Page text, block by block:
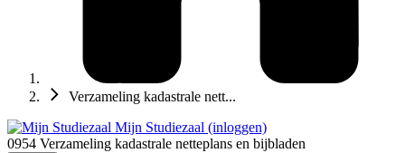
Verzameling kadastrale nett...
Mijn Studiezaal (inloggen)
0954 Verzameling kadastrale netteplans en bijbladen